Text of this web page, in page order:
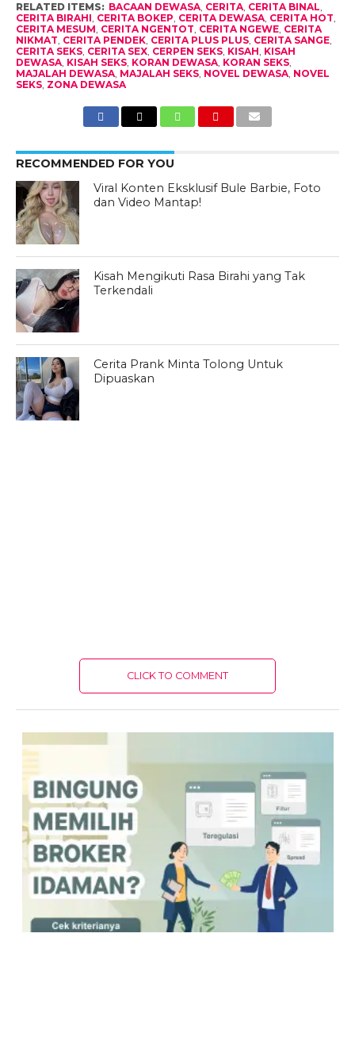
RELATED ITEMS: BACAAN DEWASA, CERITA, CERITA BINAL,
CERITA BIRAHI, CERITA BOKEP, CERITA DEWASA, CERITA HOT,
CERITA MESUM, CERITA NGENTOT, CERITA NGEWE, CERITA
NIKMAT, CERITA PENDEK, CERITA PLUS PLUS, CERITA SANGE,
CERITA SEKS, CERITA SEX, CERPEN SEKS, KISAH, KISAH
DEWASA, KISAH SEKS, KORAN DEWASA, KORAN SEKS,
MAJALAH DEWASA, MAJALAH SEKS, NOVEL DEWASA, NOVEL
SEKS, ZONA DEWASA
RECOMMENDED FOR YOU
Viral Konten Eksklusif Bule Barbie, Foto
dan Video Mantap!
Kisah Mengikuti Rasa Birahi yang Tak
Terkendali
Cerita Prank Minta Tolong Untuk
Dipuaskan
CLICK TO COMMENT